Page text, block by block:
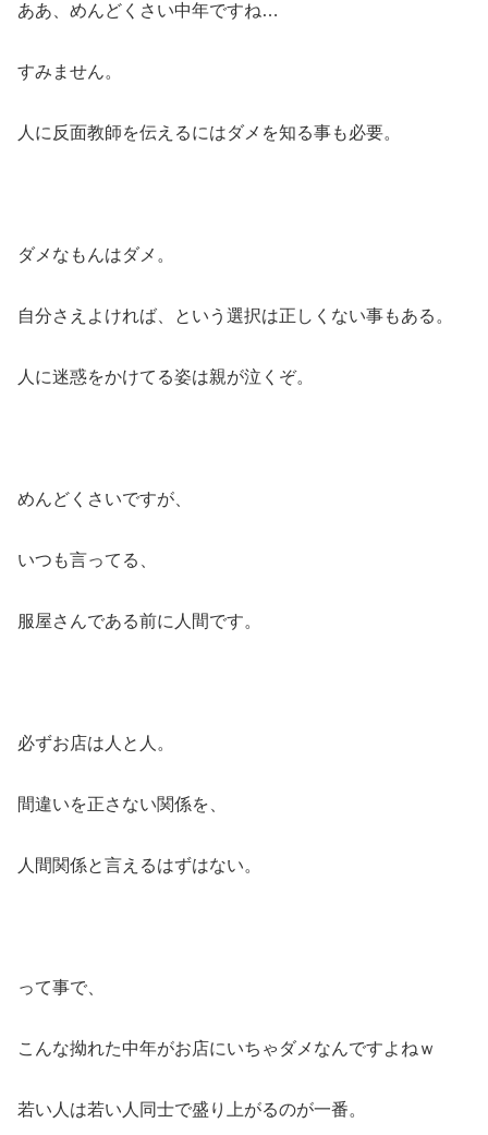
ああ、めんどくさい中年ですね…
すみません。
人に反面教師を伝えるにはダメを知る事も必要。
ダメなもんはダメ。
自分さえよければ、という選択は正しくない事もある。
人に迷惑をかけてる姿は親が泣くぞ。
めんどくさいですが、
いつも言ってる、
服屋さんである前に人間です。
必ずお店は人と人。
間違いを正さない関係を、
人間関係と言えるはずはない。
って事で、
こんな拗れた中年がお店にいちゃダメなんですよねｗ
若い人は若い人同士で盛り上がるのが一番。